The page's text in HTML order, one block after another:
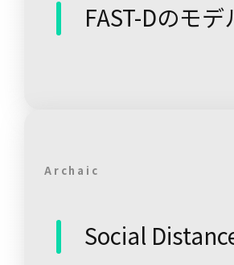
FAST-Dのモ
Archaic
Social